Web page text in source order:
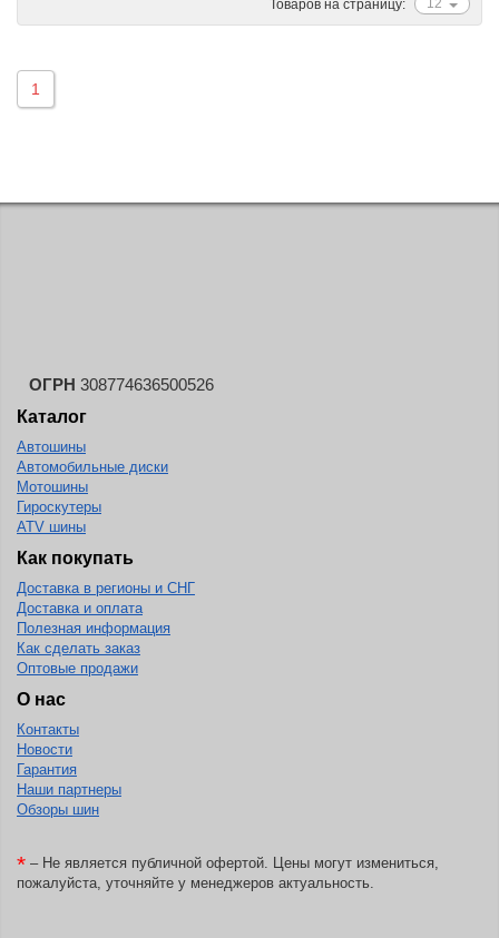
Austone
BlackHawk
Blacklion
Cachland
Camso
Centara
Chaoyang
Comforser
Compasal
Composit
Товаров на страницу:
1
ОГРН 308774636500526
Каталог
Автошины
Автомобильные диски
Мотошины
Гироскутеры
ATV шины
Как покупать
Доставка в регионы и СНГ
Доставка и оплата
Полезная информация
Как сделать заказ
Оптовые продажи
О нас
Контакты
Новости
Гарантия
Наши партнеры
Обзоры шин
* – Не является публичной офертой. Цены могут измениться,
пожалуйста, уточняйте у менеджеров актуальность.